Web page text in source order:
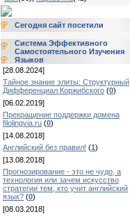
Сегодня сайт посетили
Система Эффективного
Самостоятельного Изучения
Языков
[28.08.2024]
Тайное знание элиты: Структурный
Дифференциал Коржибского (0)
[06.02.2019]
Прекращение поддержки домена
filolingvia.ru (0)
[14.08.2018]
Английский без правил! (1)
[13.08.2018]
Прогнозирование - это не чудо, а
технология или зачем искусство
стратегии тем, кто учит английский
язык? (0)
[08.03.2018]